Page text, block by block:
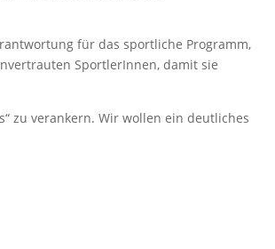
für das sportliche Programm,
SportlerInnen, damit sie
zu verankern. Wir wollen ein deutliches